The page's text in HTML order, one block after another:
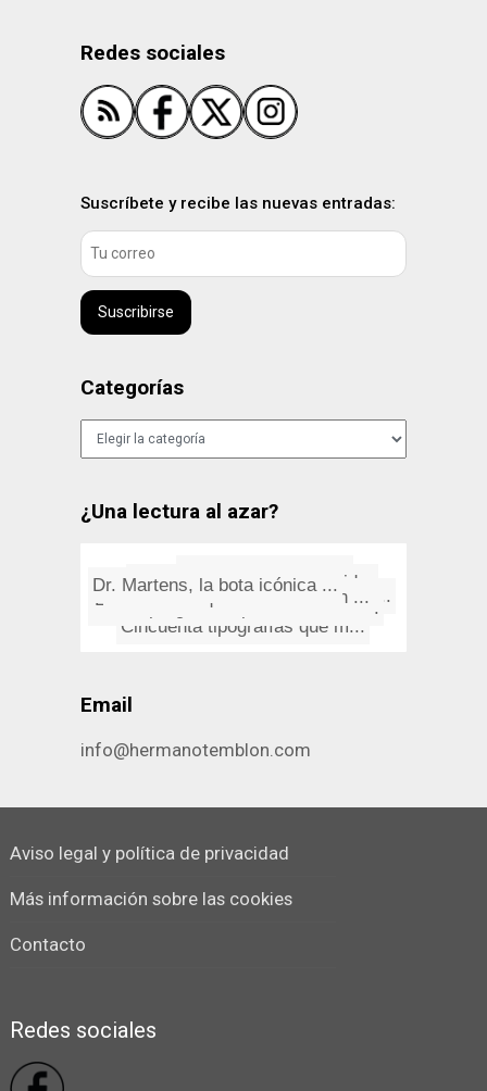
Redes sociales
Suscríbete y recibe las nuevas entradas:
Suscribirse
Categorías
Categorías
¿Una lectura al azar?
Incompetencia suma
Los mejores salvapantallas de ...
Cardeña, atardecer salida nor...
Cincuenta tipografí­as que m...
Medir fácilmente la estabilid...
"A mi gran Josefina adorada", ...
Sobre programas pseudocientí�...
Los Burros: Mi novia se llamab...
A todos los que sobrevivieron ...
Dr. Martens, la bota icónica ...
Email
info@hermanotemblon.com
Aviso legal y política de privacidad
Más información sobre las cookies
Contacto
Redes sociales